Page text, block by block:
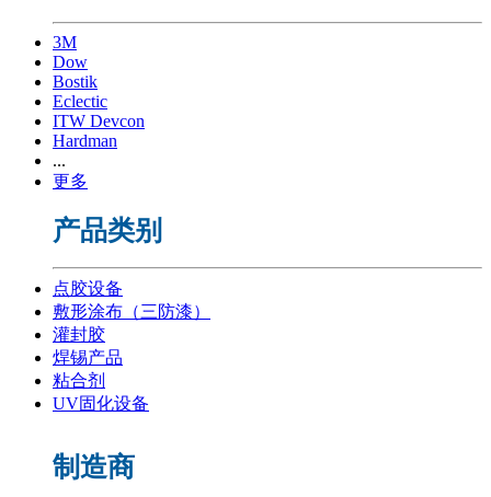
3M
Dow
Bostik
Eclectic
ITW Devcon
Hardman
...
更多
产品类别
点胶设备
敷形涂布（三防漆）
灌封胶
焊锡产品
粘合剂
UV固化设备
制造商